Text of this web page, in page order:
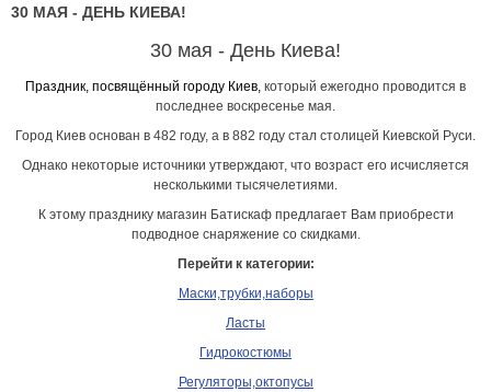
30 МАЯ - ДЕНЬ КИЕВА!
30 мая - День Киева!
Праздник, посвящённый городу Киев, который ежегодно проводится в
последнее воскресенье мая.
Город Киев основан в 482 году, а в 882 году стал столицей Киевской Руси.
Однако некоторые источники утверждают, что возраст его исчисляется
несколькими тысячелетиями.
К этому празднику магазин Батискаф предлагает Вам приобрести
подводное снаряжение со скидками.
Перейти к категории:
Маски,трубки,наборы
Ласты
Гидрокостюмы
Регуляторы,октопусы